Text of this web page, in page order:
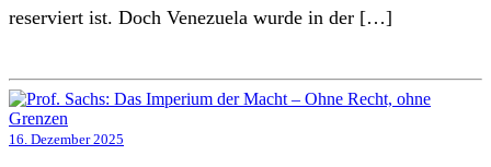
reserviert ist. Doch Venezuela wurde in der […]
16. Dezember 2025